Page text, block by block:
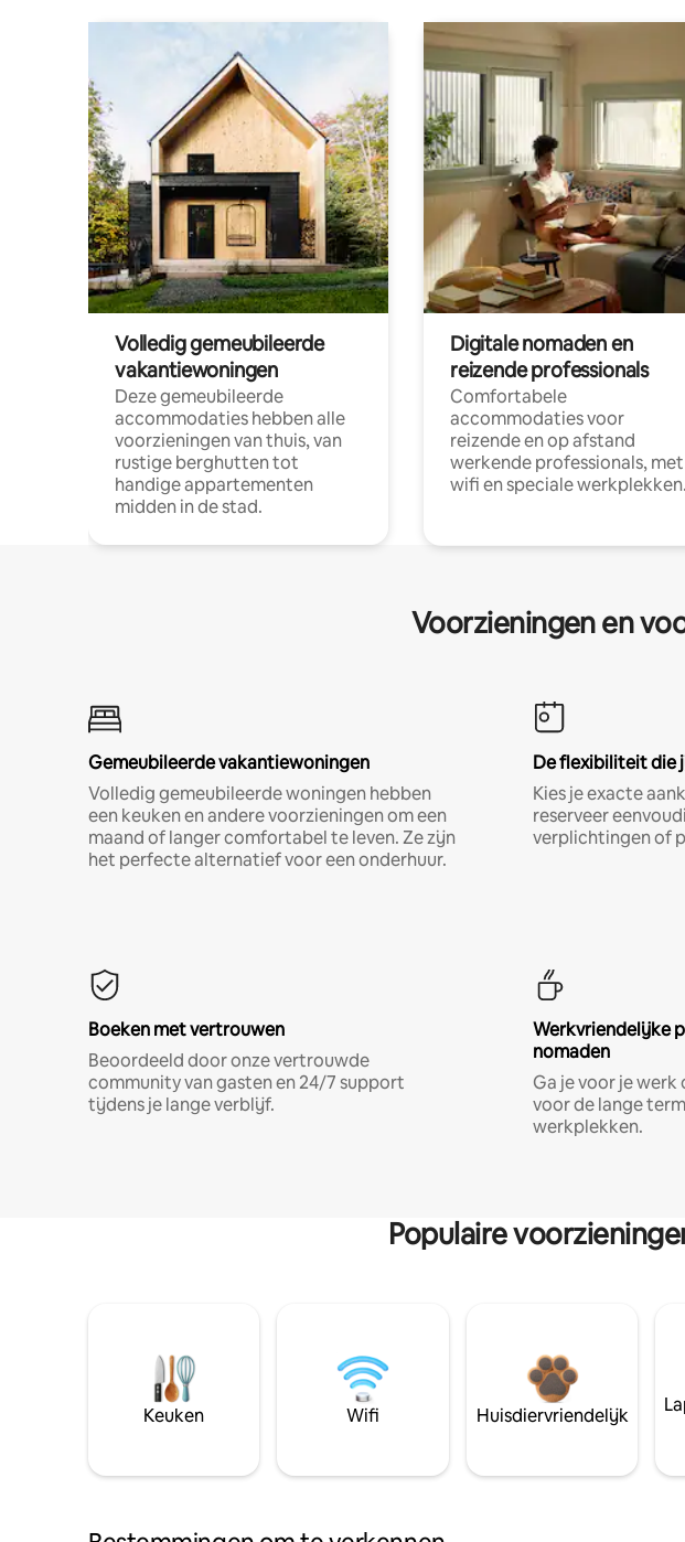
Volledig gemeubileerde
vakantiewoningen
Deze gemeubileerde
accommodaties hebben alle
voorzieningen van thuis, van
rustige berghutten tot
handige appartementen
midden in de stad.
Digitale nomaden en
reizende professionals
Comfortabele
accommodaties voor
reizende en op afstand
werkende professionals, met
wifi en speciale werkplekken.
Voorzieningen en
Gemeubileerde vakantiewoningen
Volledig gemeubileerde woningen hebben
een keuken en andere voorzieningen om een
maand of langer comfortabel te leven. Ze zijn
het perfecte alternatief voor een onderhuur.
De flexibiliteit die
Kies je exacte
reserveer
verplichtingen of
Boeken met vertrouwen
Beoordeeld door onze vertrouwde
community van gasten en 24/7 support
tijdens je lange verblijf.
Werkvriendelijke
nomaden
Ga je voor je werk
voor de lange
werkplekken.
Populaire
Keuken Wifi Huisdiervriendelijk